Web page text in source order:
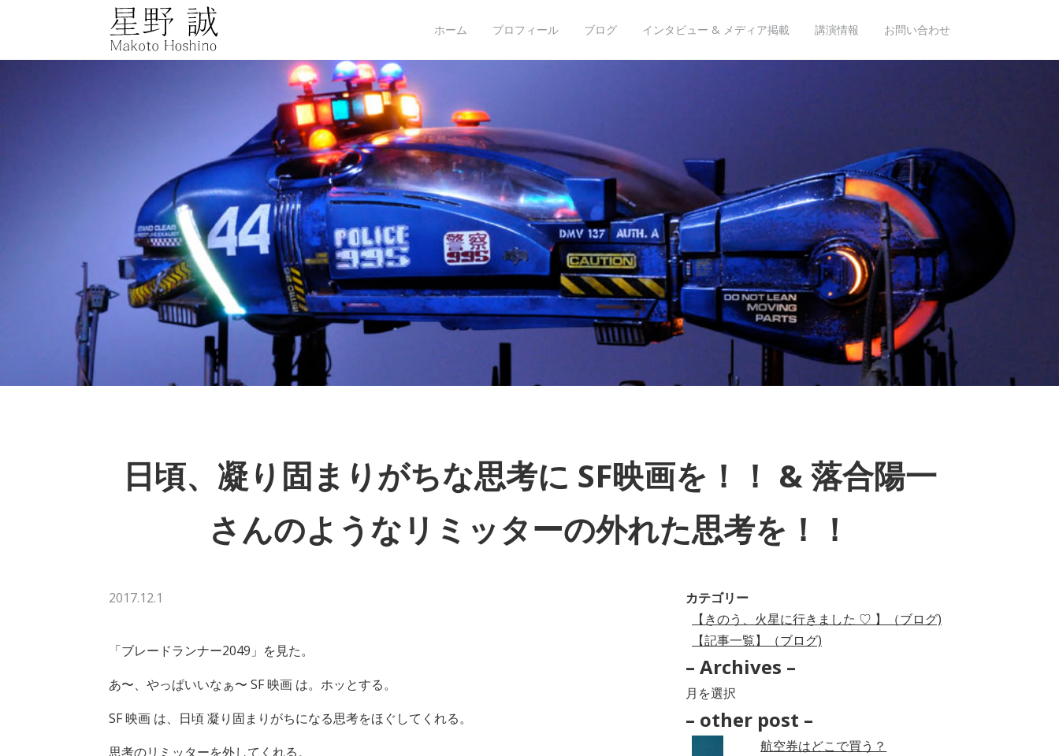
星野誠 makoto hoshino
ホーム プロフィール ブログ インタビュー & メディア掲載 講演情報 お問い合わせ
日頃、凝り固まりがちな思考に SF映画を！！ & 落合陽一
さんのようなリミッターの外れた思考を！！
2017.12.1
「ブレードランナー2049」を見た。
あ〜、やっぱいいなぁ〜 SF 映画 は。ホッとする。
SF 映画 は、日頃 凝り固まりがちになる思考をほぐしてくれる。
思考のリミッターを外してくれる。
カテゴリー
【きのう、火星に行きました ♡ 】（ブログ)
【記事一覧】（ブログ)
– Archives –
–
Archives
– other post –
航空券はどこで買う？